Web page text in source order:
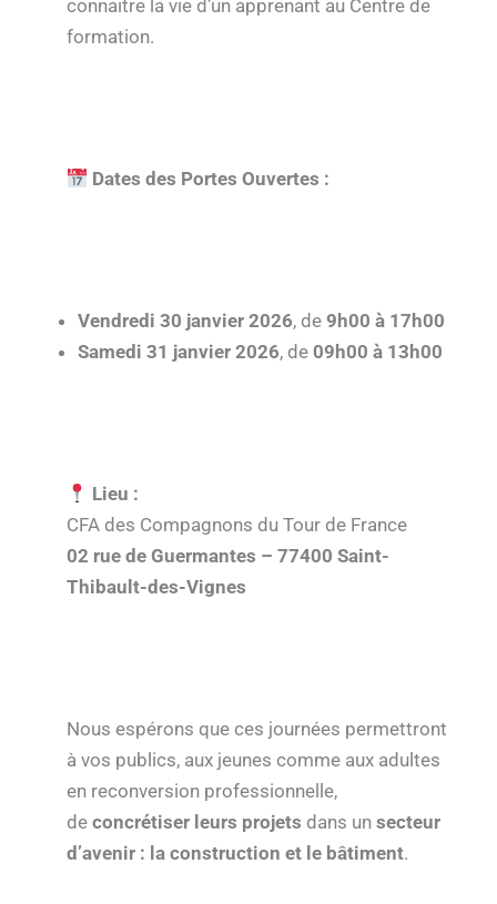
connaitre la vie d’un apprenant au Centre de
formation.
Dates des Portes Ouvertes :
Vendredi 30 janvier 2026, de 9h00 à 17h00
Samedi 31 janvier 2026, de 09h00 à 13h00
Lieu :
CFA des Compagnons du Tour de France
02 rue de Guermantes – 77400 Saint-
Thibault-des-Vignes
Nous espérons que ces journées permettront
à vos publics, aux jeunes comme aux adultes
en reconversion professionnelle,
de concrétiser leurs projets dans un secteur
d’avenir : la construction et le bâtiment.